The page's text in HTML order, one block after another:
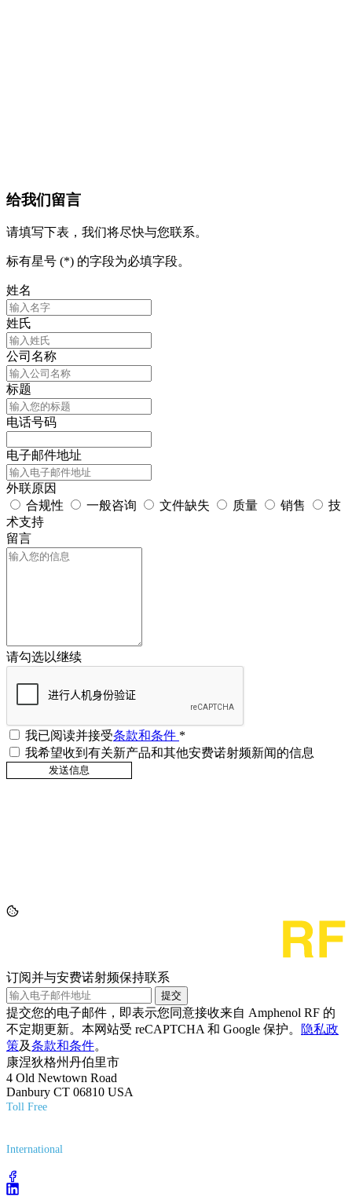
给我们留言
请填写下表，我们将尽快与您联系。
标有星号 (*) 的字段为必填字段。
姓名
姓氏
公司名称
标题
电话号码
电子邮件地址
外联原因
合规性
一般咨询 文件缺失 质量 销售
技
术支持
留言
请勾选以继续
我已阅读并接受条款和条件 *
我希望收到有关新产品和其他安费诺射频新闻的信息
订阅并与安费诺射频保持联系
提交
提交您的电子邮件，即表示您同意接收来自 Amphenol RF 的
不定期更新。本网站受 reCAPTCHA 和 Google 保护。
隐私政
策及条款和条件。
康涅狄格州丹伯里市
4 Old Newtown Road
Danbury CT 06810 USA
Toll Free
International